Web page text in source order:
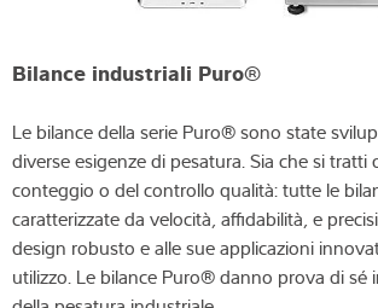
Bilance industriali Puro®
Le bilance della serie Puro® sono state
diverse esigenze di pesatura. Sia che si tratti
conteggio o del controllo qualità: tutte le
caratterizzate da velocità, affidabilità, e
design robusto e alle sue applicazioni
utilizzo. Le bilance Puro® danno prova di sé